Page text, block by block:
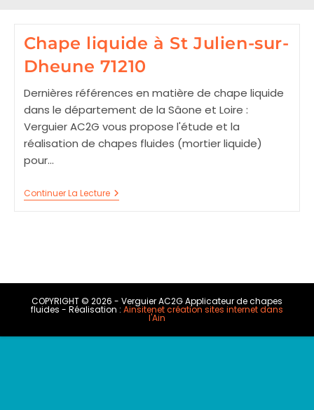
Chape liquide à St Julien-sur-
Dheune 71210
Dernières références en matière de chape liquide
dans le département de la Sâone et Loire :
Verguier AC2G vous propose l'étude et la
réalisation de chapes fluides (mortier liquide)
pour…
Continuer La LectureChape
Liquide
COPYRIGHT © 2026 - Verguier AC2G Applicateur de chapes
fluides - Réalisation : Ainsitenet création sites internet dans
l'Ain